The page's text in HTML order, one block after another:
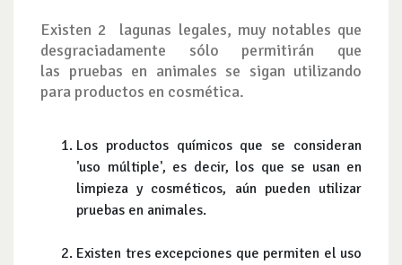
Existen 2 lagunas legales, muy notables que
desgraciadamente sólo permitirán que
las pruebas en animales se sigan utilizando
para productos en cosmética.
Los productos químicos que se consideran
'uso múltiple', es decir, los que se usan en
limpieza y cosméticos, aún pueden utilizar
pruebas en animales.
Existen tres excepciones que permiten el uso